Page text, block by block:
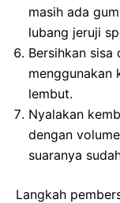
masih ada
lubang jeruji
Bersihkan sisa
menggunakan
lembut.
Nyalakan
dengan
suaranya
Langkah